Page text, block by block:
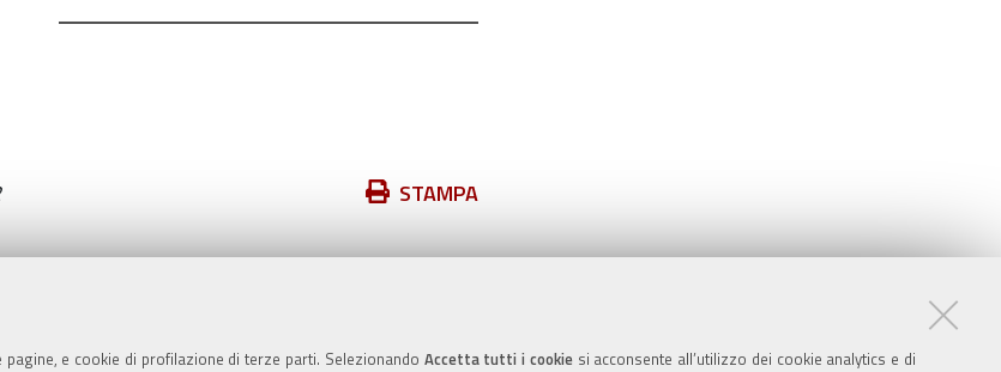
e cookie di profilazione di terze parti. Selezionando Accetta tutti i cookiesi acconsente all’utilizzo dei cookie analytics e di
Azioni
documento
STAMPA